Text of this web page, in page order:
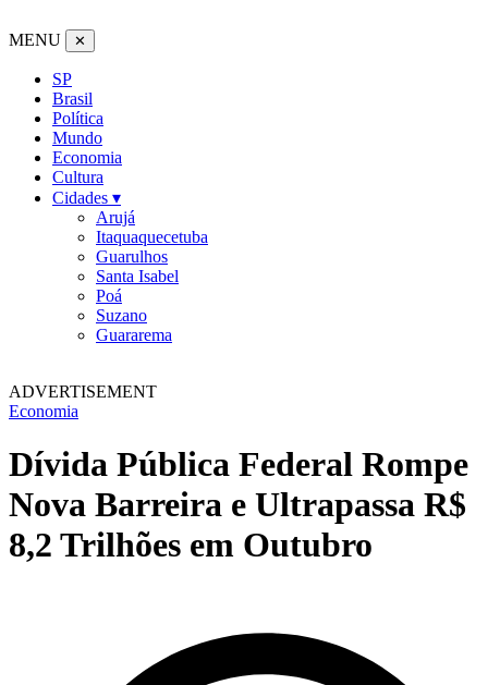
MENU ✕
SP
Brasil
Política
Mundo
Economia
Cultura
Cidades ▾
Arujá
Itaquaquecetuba
Guarulhos
Santa Isabel
Poá
Suzano
Guararema
ADVERTISEMENT
Economia
Dívida Pública Federal Rompe
Nova Barreira e Ultrapassa R$
8,2 Trilhões em Outubro